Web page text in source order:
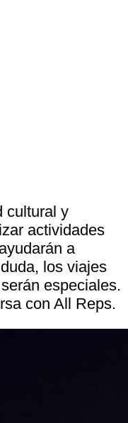
cultural y
actividades
a
los viajes
especiales.
con All Reps.